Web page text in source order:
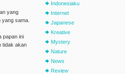
yang
yang sama.
papan ini
tidak akan
Indonesiaku
Internet
Japanese
Kreative
Mystery
Nature
News
Review